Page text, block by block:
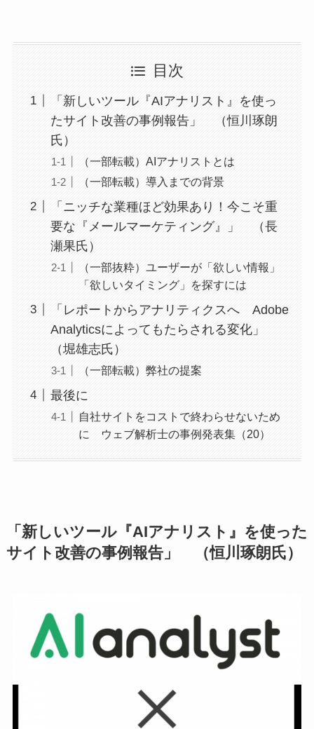
目次
「新しいツール『AIアナリスト』を使っ
たサイト改善の事例報告」 （恒川琢朗
氏）
（一部転載）AIアナリストとは
（一部転載）導入までの背景
「ニッチな業種ほど効果あり！今こそ重
要な『メールマーケティング』」 （長
瀬果氏）
（一部抜粋）ユーザーが「欲しい情報」
「欲しいタイミング」を探すには
「レポートからアナリティクスへ Adobe
Analyticsによってもたらされる変化」
（堀雄志氏）
（一部転載）弊社の提案
最後に
自社サイトをコストで終わらせないため
に ウェブ解析士の事例発表集（20）
「新しいツール『AIアナリスト』を使った
サイト改善の事例報告」 （恒川琢朗氏）